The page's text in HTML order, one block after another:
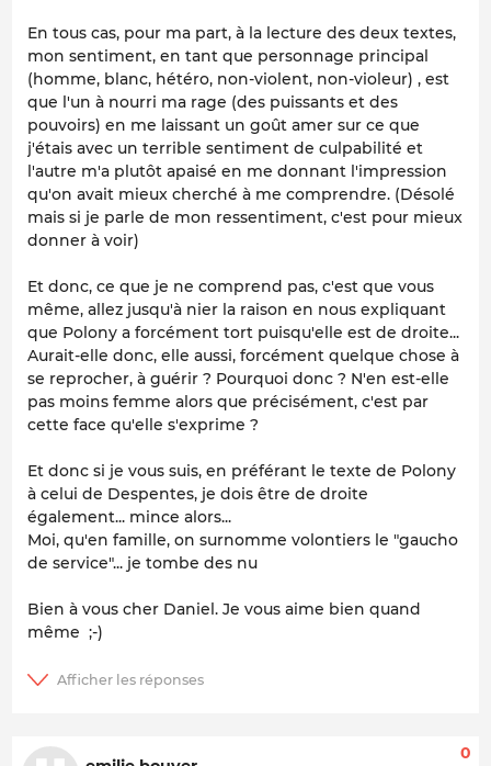
En tous cas, pour ma part, à la lecture des deux textes,
mon sentiment, en tant que personnage principal
(homme, blanc, hétéro, non-violent, non-violeur) , est
que l'un à nourri ma rage (des puissants et des
pouvoirs) en me laissant un goût amer sur ce que
j'étais avec un terrible sentiment de culpabilité et
l'autre m'a plutôt apaisé en me donnant l'impression
qu'on avait mieux cherché à me comprendre. (Désolé
mais si je parle de mon ressentiment, c'est pour mieux
donner à voir)
Et donc, ce que je ne comprend pas, c'est que vous
même, allez jusqu'à nier la raison en nous expliquant
que Polony a forcément tort puisqu'elle est de droite...
Aurait-elle donc, elle aussi, forcément quelque chose à
se reprocher, à guérir ? Pourquoi donc ? N'en est-elle
pas moins femme alors que précisément, c'est par
cette face qu'elle s'exprime ?
Et donc si je vous suis, en préférant le texte de Polony
à celui de Despentes, je dois être de droite
également... mince alors...
Moi, qu'en famille, on surnomme volontiers le "gaucho
de service"... je tombe des nu
Bien à vous cher Daniel. Je vous aime bien quand
même ;-)
0